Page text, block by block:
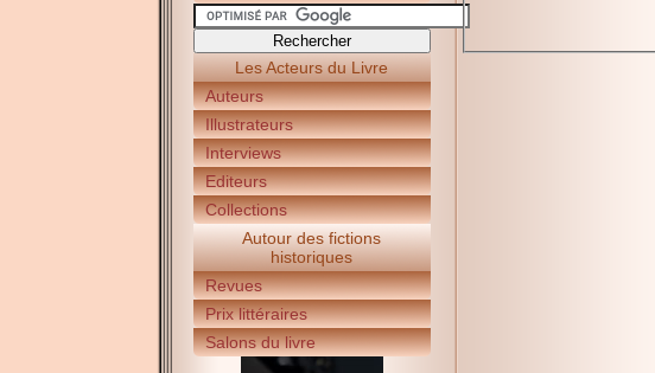
Les Acteurs du Livre
Auteurs
Illustrateurs
Interviews
Editeurs
Collections
Autour des fictions
historiques
Revues
Prix littéraires
Salons du livre